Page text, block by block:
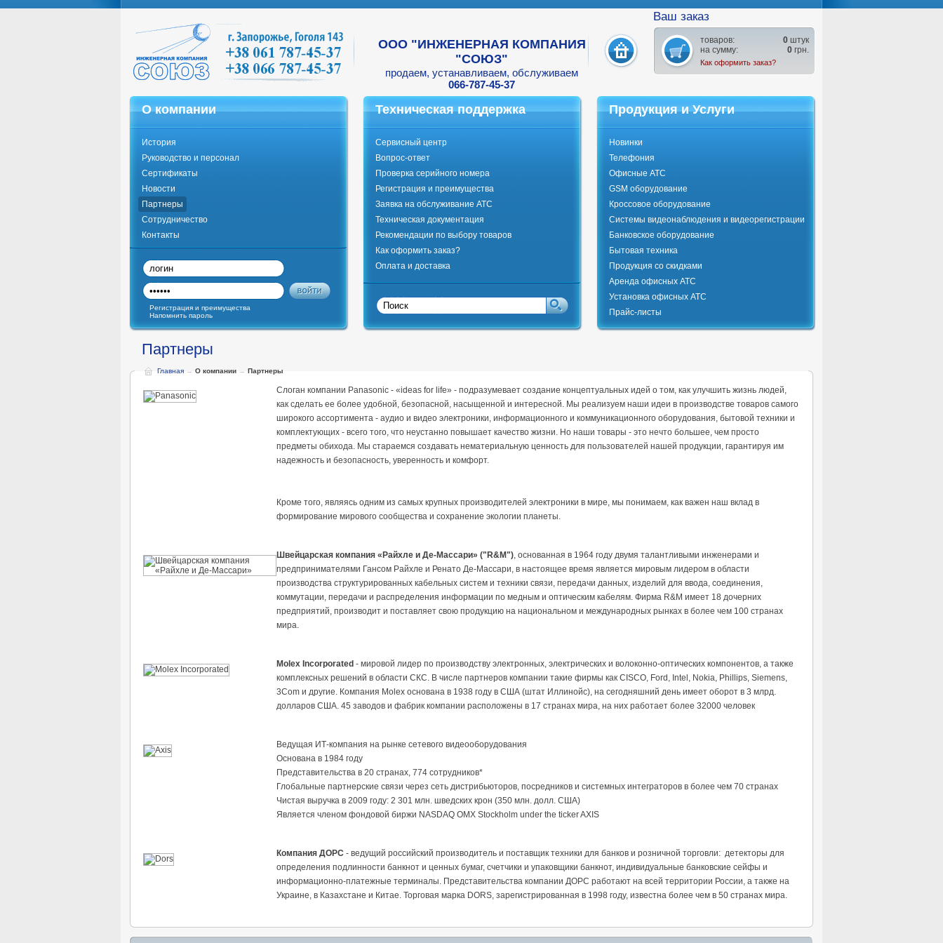
ООО "ИНЖЕНЕРНАЯ КОМПАНИЯ
"СОЮЗ"
продаем, устанавливаем, обслуживаем
066-787-45-37
Ваш заказ
товаров: 0 штук
на сумму:
0 грн.
Как оформить заказ?
О компании Техническая поддержка Продукция и Услуги
История
Руководство и персонал
Сертификаты
Новости
Партнеры
Сотрудничество
Контакты
Сервисный центр
Вопрос-ответ
Проверка серийного номера
Регистрация и преимущества
Заявка на обслуживание АТС
Техническая документация
Рекомендации по выбору товаров
Как оформить заказ?
Оплата и доставка
Новинки
Телефония
Офисные АТС
GSM оборудование
Кроссовое оборудование
Системы видеонаблюдения и видеорегистрации
Банковское оборудование
Бытовая техника
Продукция со скидками
Аренда офисных АТС
Установка офисных АТС
Прайс-листы
Регистрация и преимущества
Напомнить пароль
Партнеры
Главная → О компании → Партнеры
Слоган компании Panasonic - «ideas for life» - подразумевает создание концептуальных идей о том, как улучшить жизнь людей,
как сделать ее более удобной, безопасной, насыщенной и интересной. Мы реализуем наши идеи в производстве товаров самого
широкого ассортимента - аудио и видео электроники, информационного и коммуникационного оборудования, бытовой техники и
комплектующих - всего того, что неустанно повышает качество жизни. Но наши товары - это нечто большее, чем просто
предметы обихода. Мы стараемся создавать нематериальную ценность для пользователей нашей продукции, гарантируя им
надежность и безопасность, уверенность и комфорт.
Кроме того, являясь одним из самых крупных производителей электроники в мире, мы понимаем, как важен наш вклад в
формирование мирового сообщества и сохранение экологии планеты.
Швейцарская компания «Райхле и Де-Массари» ("R&M"), основанная в 1964 году двумя талантливыми инженерами и
предпринимателями Гансом Райхле и Ренато Де-Массари, в настоящее время является мировым лидером в области
производства структурированных кабельных систем и техники связи, передачи данных, изделий для ввода, соединения,
коммутации, передачи и распределения информации по медным и оптическим кабелям. Фирма R&M имеет 18 дочерних
предприятий, производит и поставляет свою продукцию на национальном и международных рынках в более чем 100 странах
мира.
Molex Incorporated - мировой лидер по производству электронных, электрических и волоконно-оптических компонентов, а также
комплексных решений в области СКС. В числе партнеров компании такие фирмы как CISCO, Ford, Intel, Nokia, Phillips, Siemens,
3Com и другие. Компания Molex основана в 1938 году в США (штат Иллинойс), на сегодняшний день имеет оборот в 3 млрд.
долларов США. 45 заводов и фабрик компании расположены в 17 странах мира, на них работает более 32000 человек
Ведущая ИТ-компания на рынке сетевого видеооборудования
Основана в 1984 году
Представительства в 20 странах, 774 сотрудников*
Глобальные партнерские связи через сеть дистрибьюторов, посредников и системных интеграторов в более чем 70 странах
Чистая выручка в 2009 году: 2 301 млн. шведских крон (350 млн. долл. США)
Является членом фондовой биржи NASDAQ OMX Stockholm under the ticker AXIS
Компания ДОРС - ведущий российский производитель и поставщик техники для банков и розничной торговли: детекторы для
определения подлинности банкнот и ценных бумаг, счетчики и упаковщики банкнот, индивидуальные банковские сейфы и
информационно-платежные терминалы. Представительства компании ДОРС работают на всей территории России, а также на
Украине, в Казахстане и Китае. Торговая марка DORS, зарегистрированная в 1998 году, известна более чем в 50 странах мира.